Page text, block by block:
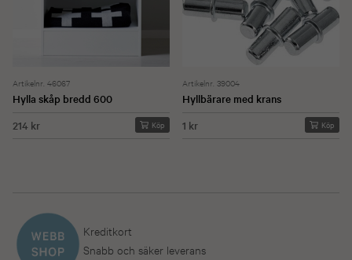
Artikelnr. 46067
Hylla skåp bredd 600
214 kr
Köp
Artikelnr. 39004
Hyllbärare med krans
1 kr
Köp
Kreditkort
Snabb och säker leverans